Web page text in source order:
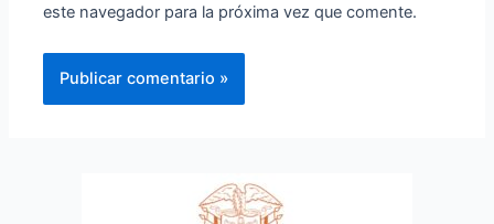
este navegador para la próxima vez que comente.